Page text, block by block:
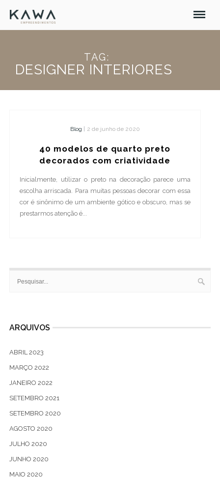
TAG:
DESIGNER INTERIORES
Blog 2 de junho de 2020
40 modelos de quarto preto
decorados com criatividade
Inicialmente, utilizar o preto na decoração parece uma
escolha arriscada. Para muitas pessoas decorar com essa
cor é sinônimo de um ambiente gótico e obscuro, mas se
prestarmos atenção é...
ARQUIVOS
ABRIL 2023
MARÇO 2022
JANEIRO 2022
SETEMBRO 2021
SETEMBRO 2020
AGOSTO 2020
JULHO 2020
JUNHO 2020
MAIO 2020